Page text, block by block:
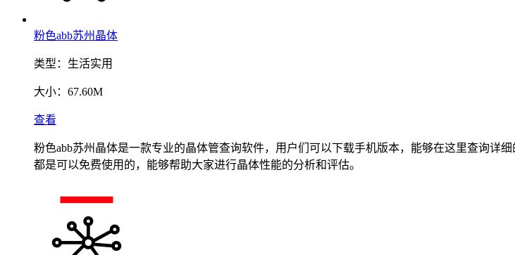
粉色abb苏州晶体
类型： 生活实用
大小： 67.60M
查看
粉色abb苏州晶体是一款专业的晶体管查询软件，用户们可以下载手机版本，能够在这里查询详
都是可以免费使用的，能够帮助大家进行晶体性能的分析和评估。